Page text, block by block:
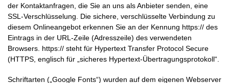
der Kontaktanfragen, die Sie an uns als Anbieter senden, eine
SSL-Verschlüsselung. Die sichere, verschlüsselte Verbindung zu
diesem Onlineangebot erkennen Sie an der Kennung https:// des
Eintrags in der URL-Zeile (Adresszeile) des verwendeten
Browsers. https:// steht für Hypertext Transfer Protocol Secure
(HTTPS, englisch für „sicheres Hypertext-Übertragungsprotokoll“.
Schriftarten („Google Fonts“) wurden auf dem eigenen Webserver